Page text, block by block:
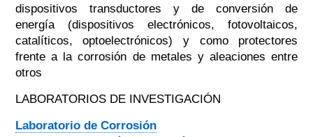
dispositivos transductores y de conversión de
energía (dispositivos electrónicos, fotovoltaicos,
catalíticos, optoelectrónicos) y como protectores
frente a la corrosión de metales y aleaciones entre
otros
LABORATORIOS DE INVESTIGACIÓN
Laboratorio de Corrosión